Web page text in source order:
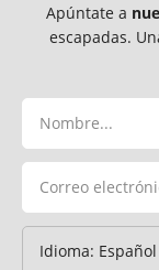
Apúntate a
escapadas.